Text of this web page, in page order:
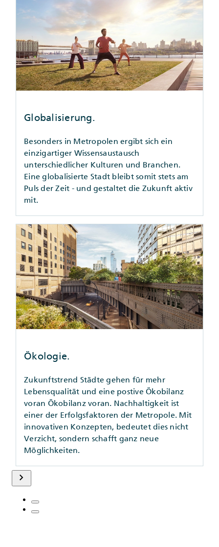
Globalisierung.
Besonders in Metropolen ergibt sich ein
einzigartiger Wissensaustausch
unterschiedlicher Kulturen und Branchen.
Eine globalisierte Stadt bleibt somit stets am
Puls der Zeit - und gestaltet die Zukunft aktiv
mit.
Ökologie.
Zukunftstrend Städte gehen für mehr
Lebensqualität und eine postive Ökobilanz
voran Ökobilanz voran. Nachhaltigkeit ist
einer der Erfolgsfaktoren der Metropole. Mit
innovativen Konzepten, bedeutet dies nicht
Verzicht, sondern schafft ganz neue
Möglichkeiten.
keyboard_arrow_right